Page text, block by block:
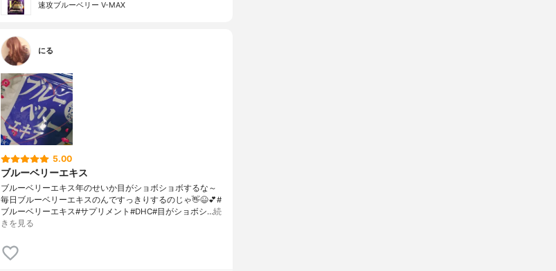
速攻ブルーベリー V-MAX
にる
5.00
ブルーベリーエキス
ブルーベリーエキス年のせいか目がショボショボするな～
毎日ブルーベリーエキスのんですっきりするのじゃ👋😆💕#
ブルーベリーエキス#サプリメント#DHC#目がショボシ…続
きを見る